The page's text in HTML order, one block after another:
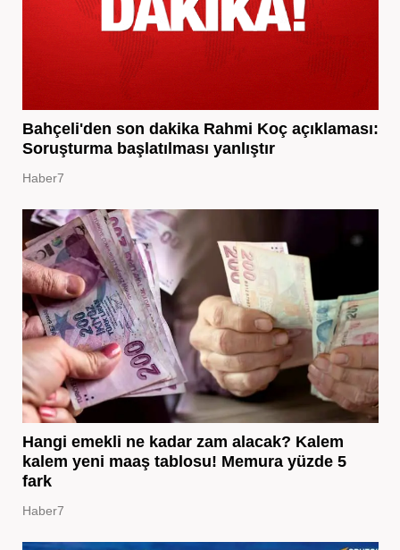
Bahçeli'den son dakika Rahmi Koç açıklaması:
Soruşturma başlatılması yanlıştır
Haber7
Hangi emekli ne kadar zam alacak? Kalem
kalem yeni maaş tablosu! Memura yüzde 5
fark
Haber7